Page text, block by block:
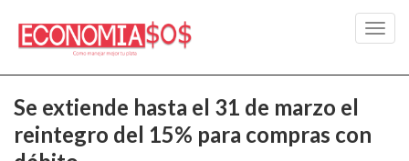
Se extiende hasta el 31 de marzo el
reintegro del 15% para compras con